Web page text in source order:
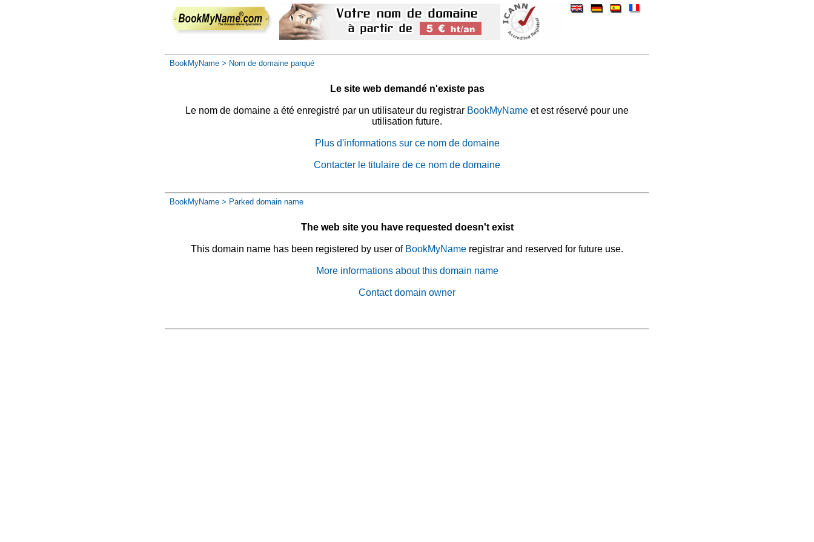
BookMyName > Nom de domaine parqué
Le site web demandé n'existe pas
Le nom de domaine a été enregistré par un utilisateur du registrar BookMyName et est réservé pour une
utilisation future.
Plus d'informations sur ce nom de domaine
Contacter le titulaire de ce nom de domaine
BookMyName > Parked domain name
The web site you have requested doesn't exist
This domain name has been registered by user of BookMyName registrar and reserved for future use.
More informations about this domain name
Contact domain owner